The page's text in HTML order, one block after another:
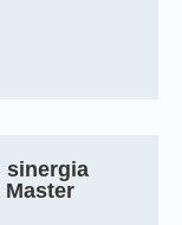
sinergia
Master